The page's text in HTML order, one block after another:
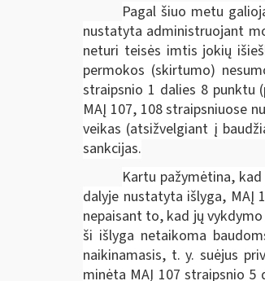
Pagal šiuo metu
nustatyta administruojant
neturi teisės imtis jokių
permokos (skirtumo)
straipsnio 1 dalies 8 punktu
MAĮ 107, 108 straipsniuose
veikas (atsižvelgiant į
sankcijas.
Kartu pažymėtina,
dalyje nustatyta išlyga, MAĮ
nepaisant to, kad jų
ši išlyga netaikoma
naikinamasis, t. y. suėjus
minėta MAĮ 107 straipsnio